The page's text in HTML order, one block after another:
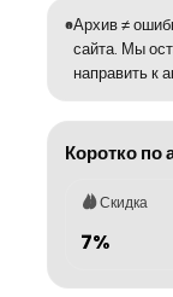
Архив ≠
сайта. Мы
направить к
Коротко по
Скидка
7%